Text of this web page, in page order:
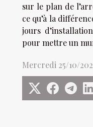
sur le plan de
ce qu’à la
jours
pour mettre un
Mercredi 25/10/